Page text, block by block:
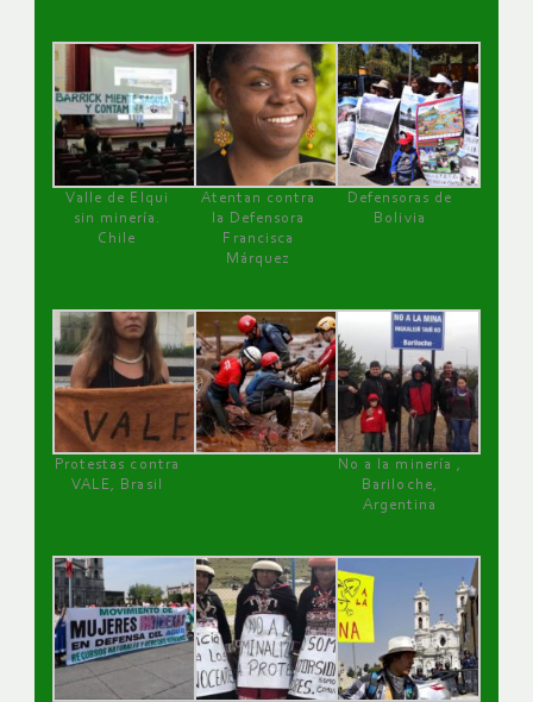
Valle de Elqui
sin minería.
Chile
Atentan contra
la Defensora
Francisca
Márquez
Defensoras de
Bolivia
Protestas contra
VALE, Brasil
No a la minería ,
Bariloche,
Argentina